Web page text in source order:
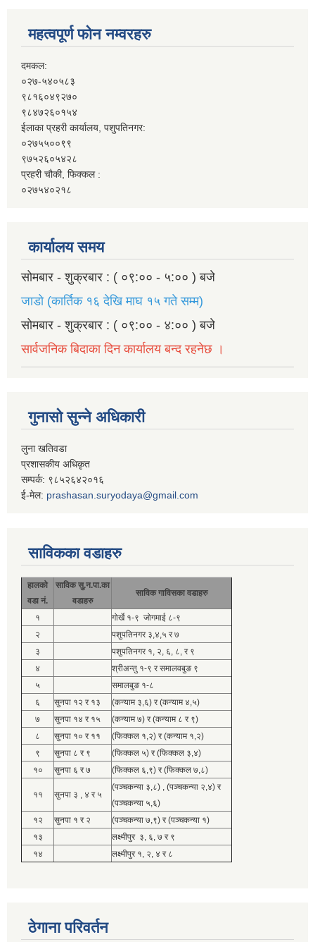
महत्वपूर्ण फोन नम्वरहरु
दमकल:
०२७-५४०५८३
९८१६०४९२७०
९८४७२६०१५४
ईलाका प्रहरी कार्यालय, पशुपतिनगर:
०२७५५००९९
९७५२६०५४२८
प्रहरी चौकी, फिक्कल :
०२७५४०२१८
कार्यालय समय
सोमबार - शुक्रबार : ( ०९:०० - ५:०० ) बजे
जाडो (कार्तिक १६ देखि माघ १५ गते सम्म)
सोमबार - शुक्रबार : ( ०९:०० - ४:०० ) बजे
सार्वजनिक बिदाका दिन कार्यालय बन्द रहनेछ ।
गुनासो सुन्ने अधिकारी
लुना खतिवडा
प्रशासकीय अधिकृत
सम्पर्क: ९८५२६४२०१६
ई-मेल: prashasan.suryodaya@gmail.com
साविकका वडाहरु
हालको
वडा नं.
साविक सु.न.पा.का
वडाहरु
साविक गाविसका वडाहरु
१
गोर्खे १-९ जोगमाई ८-९
२
पशुपतिनगर ३,४,५ र ७
३
पशुपतिनगर १, २, ६, ८, र ९
४
श्रीअन्तु १-९ र समालवबुङ ९
५
समालबुङ १-८
६
सुनपा १२ र १३
(कन्याम ३,६) र (कन्याम ४,५)
७
सुनपा १४ र १५
(कन्याम ७) र (कन्याम ८ र ९)
८
सुनपा १० र ११
(फिक्कल १,२) र (कन्याम १,२)
९
सुनपा ८ र ९
(फिक्कल ५) र (फिक्कल ३,४)
१०
सुनपा ६ र ७ (फिक्कल ६,९) र (फिक्कल ७,८)
११ सुनपा ३ , ४ र ५
(पञ्चकन्या ३,८) , (पञ्चकन्या २,४) र
(पञ्चकन्या ५,६)
१२
सुनपा १ र २
(पञ्चकन्या ७,९) र (पञ्चकन्या १)
१३
लक्ष्मीपुर ३, ६, ७ र ९
१४
लक्ष्मीपुर १, २, ४ र ८
ठेगाना परिवर्तन